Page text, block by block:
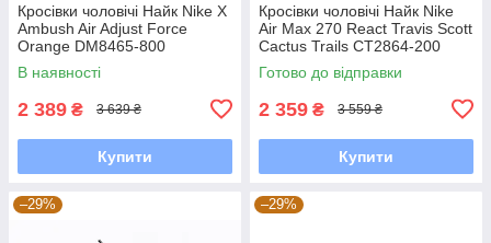
Кросівки чоловічі Найк Nike X
Ambush Air Adjust Force
Orange DM8465-800
В наявності
2 389 ₴ 3 639 ₴
Купити
Кросівки чоловічі Найк Nike
Air Max 270 React Travis Scott
Cactus Trails CT2864-200
Готово до відправки
2 359 ₴ 3 559 ₴
Купити
–29% –29%